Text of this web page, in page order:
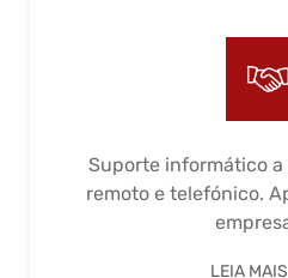
Suporte informático
remoto e telefónico.
LEIA